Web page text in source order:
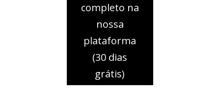
completo na
nossa
plataforma
(30 dias
grátis)